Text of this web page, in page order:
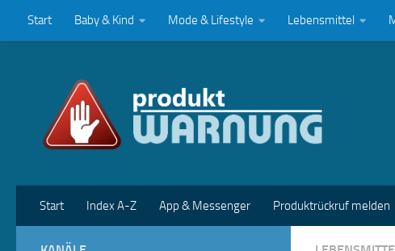
Zum Inhalt springen
Start Baby & Kind Mode & Lifestyle Lebensmittel
Start Index A-Z App & Messenger Produktrückruf melden